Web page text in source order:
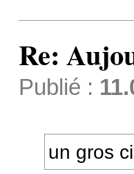
Re:
Publié :
un gros